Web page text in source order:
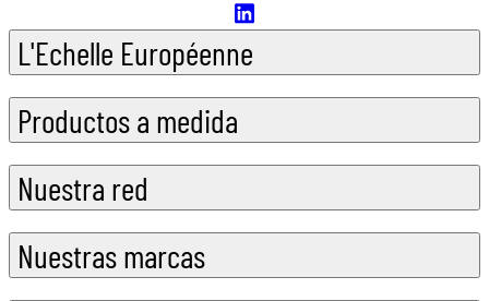
L'Echelle Européenne
Productos a medida
Nuestra red
Nuestras marcas